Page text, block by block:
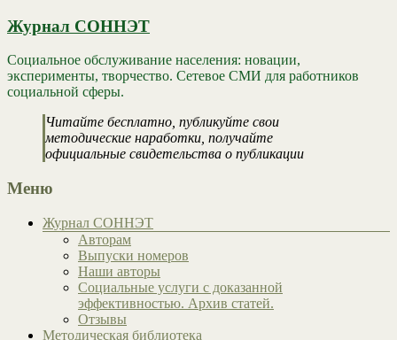
Журнал СОННЭТ
Социальное обслуживание населения: новации,
эксперименты, творчество. Сетевое СМИ для работников
социальной сферы.
Читайте бесплатно, публикуйте свои
методические наработки, получайте
официальные свидетельства о публикации
Меню
Журнал СОННЭТ
Авторам
Выпуски номеров
Наши авторы
Социальные услуги с доказанной
эффективностью. Архив статей.
Отзывы
Методическая библиотека